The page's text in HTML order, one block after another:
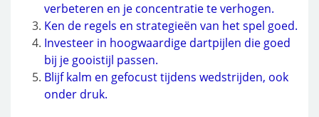
verbeteren en je concentratie te verhogen.
Ken de regels en strategieën van het spel goed.
Investeer in hoogwaardige dartpijlen die goed
bij je gooistijl passen.
Blijf kalm en gefocust tijdens wedstrijden, ook
onder druk.